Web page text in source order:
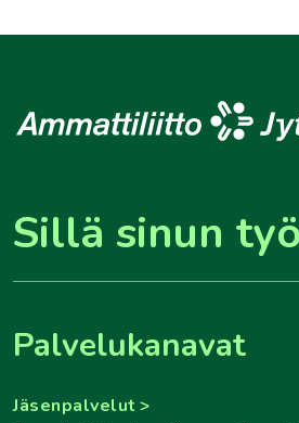
Sillä sinun
Palvelukanavat
Jäsenpalvelut